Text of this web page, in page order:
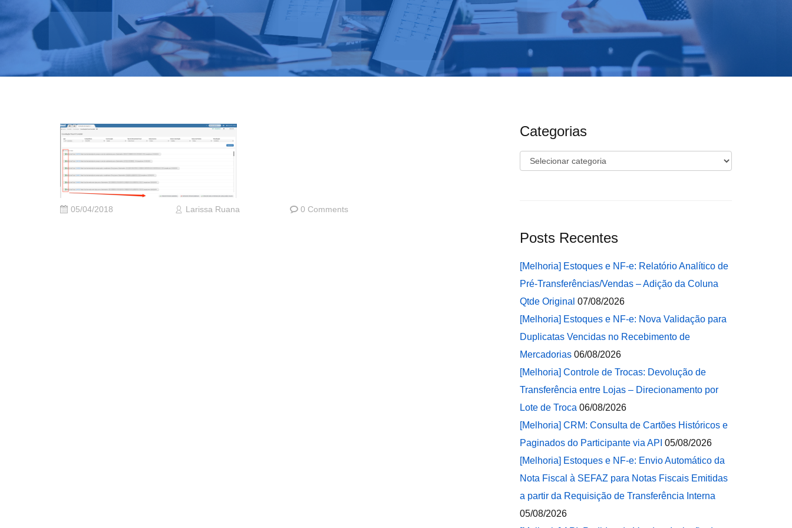
05/04/2018 Larissa Ruana 0 Comments
Categorias
Categorias
Posts Recentes
[Melhoria] Estoques e NF-e: Relatório Analítico de
Pré-Transferências/Vendas – Adição da Coluna
Qtde Original 07/08/2026
[Melhoria] Estoques e NF-e: Nova Validação para
Duplicatas Vencidas no Recebimento de
Mercadorias 06/08/2026
[Melhoria] Controle de Trocas: Devolução de
Transferência entre Lojas – Direcionamento por
Lote de Troca 06/08/2026
[Melhoria] CRM: Consulta de Cartões Históricos e
Paginados do Participante via API 05/08/2026
[Melhoria] Estoques e NF-e: Envio Automático da
Nota Fiscal à SEFAZ para Notas Fiscais Emitidas
a partir da Requisição de Transferência Interna
05/08/2026